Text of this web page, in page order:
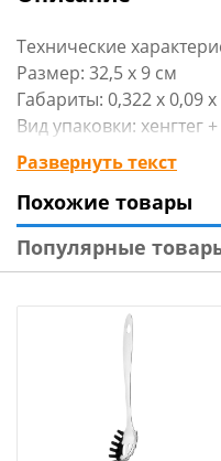
Технические
Размер: 32,5 х 9 см
Габариты: 0,322 x 0,09
Вид упаковки: хенгтег
Материал изделия:
Цвет: чёрный
Бренд: Mallony
Страна-изготовитель:
Развернуть текст
Похожие товары
Популярные